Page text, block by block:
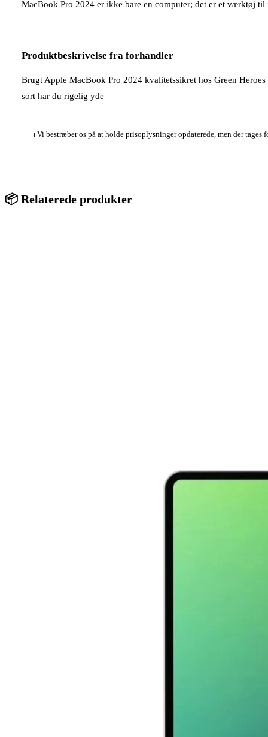
MacBook Pro 2024 er ikke bare en computer; det er et værktøj
Produktbeskrivelse fra forhandler
Brugt Apple MacBook Pro 2024 kvalitetssikret hos Green
sort har du rigelig yde
ℹ️ Vi bestræber os på at holde prisoplysninger opdaterede, men der
📦 Relaterede produkter